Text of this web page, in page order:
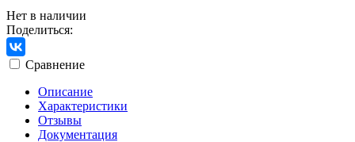
Нет в наличии
Поделиться:
Сравнение
Описание
Характеристики
Отзывы
Документация